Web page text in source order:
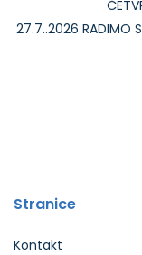
27.7..2026 RADIMO
Stranice
Kontakt